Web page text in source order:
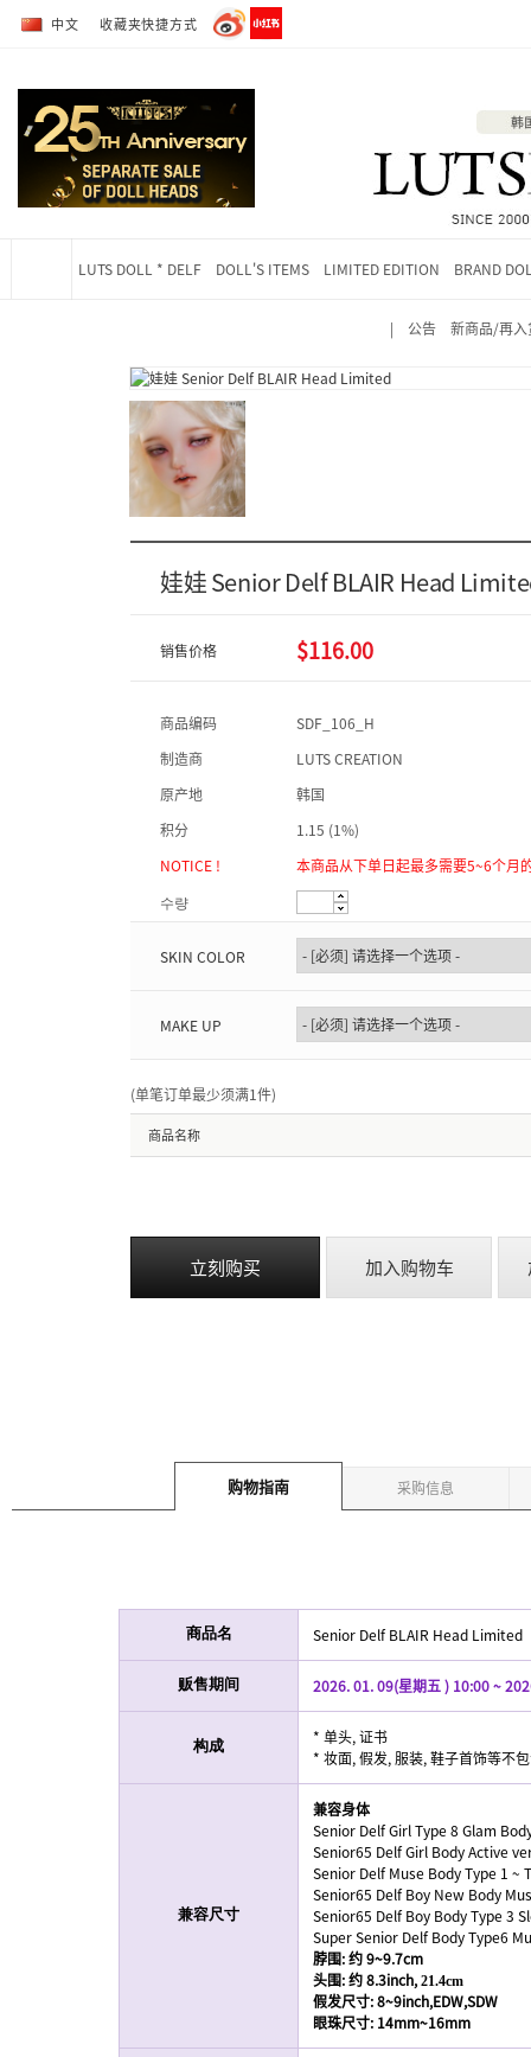
中文 收藏夹快捷方式
LUTS DOLL * DELF DOLL'S ITEMS LIMITED EDITION BRAND
| 公告 新商品/再入
娃娃 Senior Delf BLAIR Head
销售价格 $116.00
商品编码
SDF_106_H
制造商
LUTS CREATION
原产地
韩国
积分
1.15 (1%)
NOTICE !
本商品从下单日起最多需要5~6个月
수량
SKIN COLOR
MAKE UP
(单笔订单最少须满1件)
商品名称
立刻购买 加入购物车
购物指南 采购信息
商品名 Senior Delf BLAIR Head Limited
贩售期间 2026. 01. 09(星期五 ) 10:00 ~
构成
* 单头, 证书
* 妆面, 假发, 服装, 鞋子首饰等不
兼容尺寸
兼容身体
Senior Delf Girl Type 8 Glam
Senior65 Delf Girl Body Active
Senior Delf Muse Body Type 1 ~
Senior65 Delf Boy New Body
Senior65 Delf Boy Body Type 3
Super Senior Delf Body Type6
脖围: 约 9~9.7cm
头围: 约 8.3inch, 21.4cm
假发尺寸: 8~9inch,EDW,SDW
眼珠尺寸: 14mm~16mm